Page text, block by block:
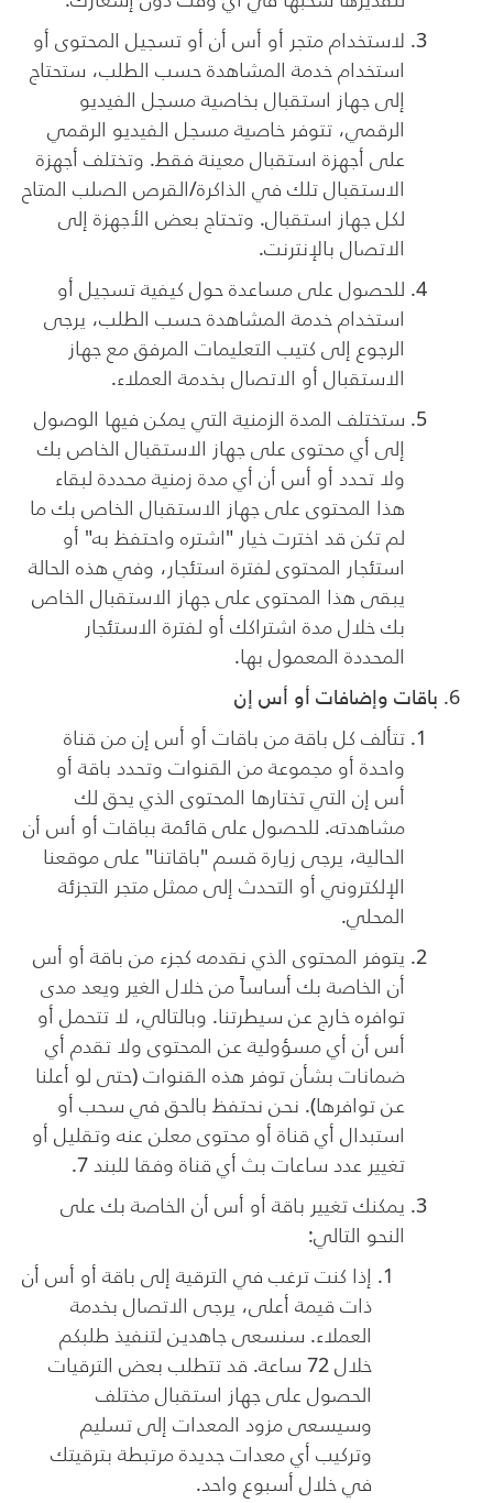
لاستخدام متجر أو أس أن أو تسجيل المحتوى أو
استخدام خدمة المشاهدة حسب الطلب، ستحتاج
إلى جهاز استقبال بخاصية مسجل الفيديو
الرقمي، تتوفر خاصية مسجل الفيديو الرقمي
على أجهزة استقبال معينة فقط. وتختلف أجهزة
الاستقبال تلك في الذاكرة/القرص الصلب المتاح
لكل جهاز استقبال. وتحتاج بعض الأجهزة إلى
الاتصال بالإنترنت.
للحصول على مساعدة حول كيفية تسجيل أو
استخدام خدمة المشاهدة حسب الطلب، يرجى
الرجوع إلى كتيب التعليمات المرفق مع جهاز
الاستقبال أو الاتصال بخدمة العملاء.
ستختلف المدة الزمنية التي يمكن فيها الوصول
إلى أي محتوى على جهاز الاستقبال الخاص بك
ولا تحدد أو أس أن أي مدة زمنية محددة لبقاء
هذا المحتوى على جهاز الاستقبال الخاص بك ما
لم تكن قد اخترت خيار "اشتره واحتفظ به" أو
استئجار المحتوى لفترة استئجار، وفي هذه الحالة
يبقى هذا المحتوى على جهاز الاستقبال الخاص
بك خلال مدة اشتراكك أو لفترة الاستئجار
المحددة المعمول بها.
باقات وإضافات أو أس إن
تتألف كل باقة من باقات أو أس إن من قناة
واحدة أو مجموعة من القنوات وتحدد باقة أو
أس إن التي تختارها المحتوى الذي يحق لك
مشاهدته. للحصول على قائمة بباقات أو أس أن
الحالية، يرجى زيارة قسم "باقاتنا" على موقعنا
الإلكتروني أو التحدث إلى ممثل متجر التجزئة
المحلي.
يتوفر المحتوى الذي نقدمه كجزء من باقة أو أس
أن الخاصة بك أساساً من خلال الغير ويعد مدى
توافره خارج عن سيطرتنا. وبالتالي، لا تتحمل أو
أس أن أي مسؤولية عن المحتوى ولا تقدم أي
ضمانات بشأن توفر هذه القنوات (حتى لو أعلنا
عن توافرها). نحن نحتفظ بالحق في سحب أو
استبدال أي قناة أو محتوى معلن عنه وتقليل أو
تغيير عدد ساعات بث أي قناة وفقا للبند 7.
يمكنك تغيير باقة أو أس أن الخاصة بك على
النحو التالي:
إذا كنت ترغب في الترقية إلى باقة أو أس أن
ذات قيمة أعلى، يرجى الاتصال بخدمة
العملاء. سنسعى جاهدين لتنفيذ طلبكم
خلال 72 ساعة. قد تتطلب بعض الترقيات
الحصول على جهاز استقبال مختلف
وسيسعى مزود المعدات إلى تسليم
وتركيب أي معدات جديدة مرتبطة بترقيتك
في خلال أسبوع واحد.